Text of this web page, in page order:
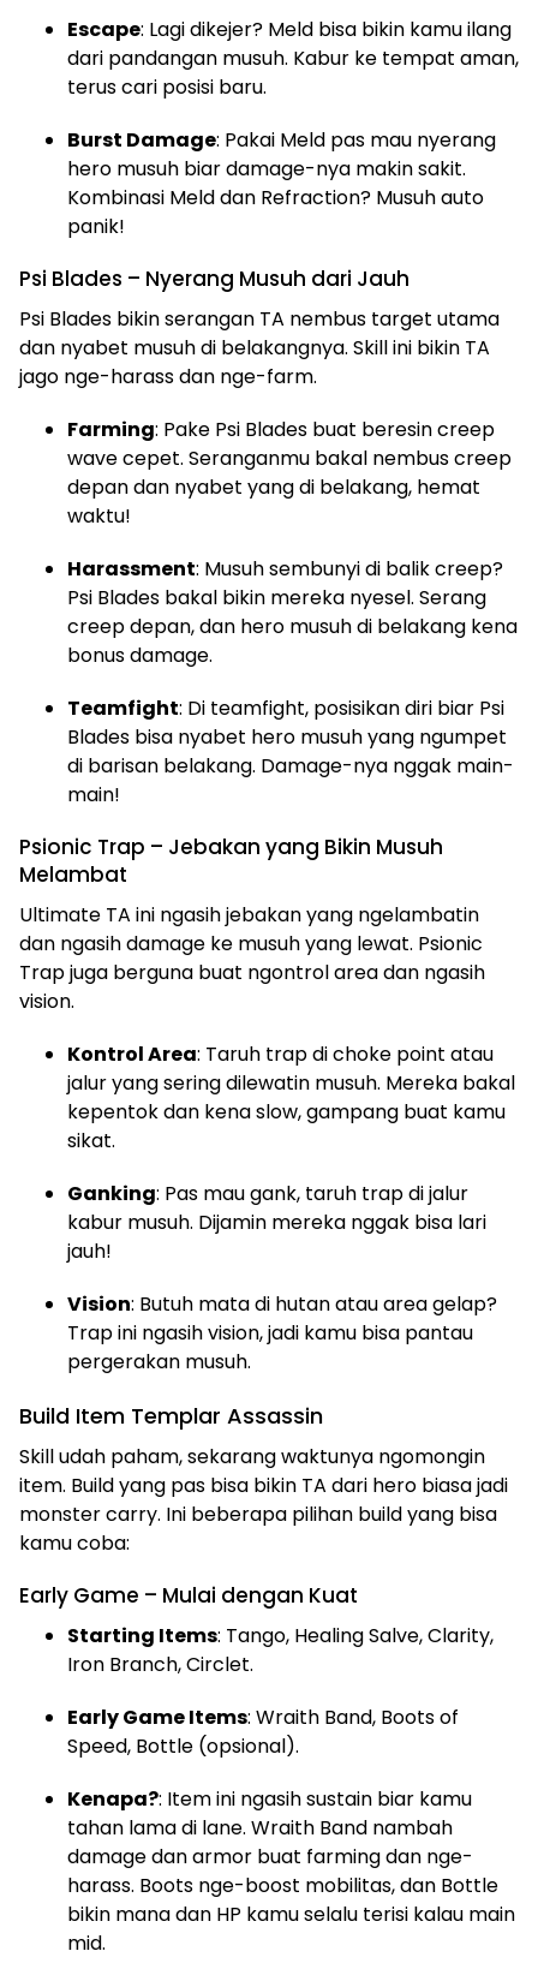
Escape: Lagi dikejer? Meld bisa bikin kamu ilang
dari pandangan musuh. Kabur ke tempat aman,
terus cari posisi baru.
Burst Damage: Pakai Meld pas mau nyerang
hero musuh biar damage-nya makin sakit.
Kombinasi Meld dan Refraction? Musuh auto
panik!
Psi Blades – Nyerang Musuh dari Jauh
Psi Blades bikin serangan TA nembus target utama
dan nyabet musuh di belakangnya. Skill ini bikin TA
jago nge-harass dan nge-farm.
Farming: Pake Psi Blades buat beresin creep
wave cepet. Seranganmu bakal nembus creep
depan dan nyabet yang di belakang, hemat
waktu!
Harassment: Musuh sembunyi di balik creep?
Psi Blades bakal bikin mereka nyesel. Serang
creep depan, dan hero musuh di belakang kena
bonus damage.
Teamfight: Di teamfight, posisikan diri biar Psi
Blades bisa nyabet hero musuh yang ngumpet
di barisan belakang. Damage-nya nggak main-
main!
Psionic Trap – Jebakan yang Bikin Musuh
Melambat
Ultimate TA ini ngasih jebakan yang ngelambatin
dan ngasih damage ke musuh yang lewat. Psionic
Trap juga berguna buat ngontrol area dan ngasih
vision.
Kontrol Area: Taruh trap di choke point atau
jalur yang sering dilewatin musuh. Mereka bakal
kepentok dan kena slow, gampang buat kamu
sikat.
Ganking: Pas mau gank, taruh trap di jalur
kabur musuh. Dijamin mereka nggak bisa lari
jauh!
Vision: Butuh mata di hutan atau area gelap?
Trap ini ngasih vision, jadi kamu bisa pantau
pergerakan musuh.
Build Item Templar Assassin
Skill udah paham, sekarang waktunya ngomongin
item. Build yang pas bisa bikin TA dari hero biasa jadi
monster carry. Ini beberapa pilihan build yang bisa
kamu coba:
Early Game – Mulai dengan Kuat
Starting Items: Tango, Healing Salve, Clarity,
Iron Branch, Circlet.
Early Game Items: Wraith Band, Boots of
Speed, Bottle (opsional).
Kenapa?: Item ini ngasih sustain biar kamu
tahan lama di lane. Wraith Band nambah
damage dan armor buat farming dan nge-
harass. Boots nge-boost mobilitas, dan Bottle
bikin mana dan HP kamu selalu terisi kalau main
mid.